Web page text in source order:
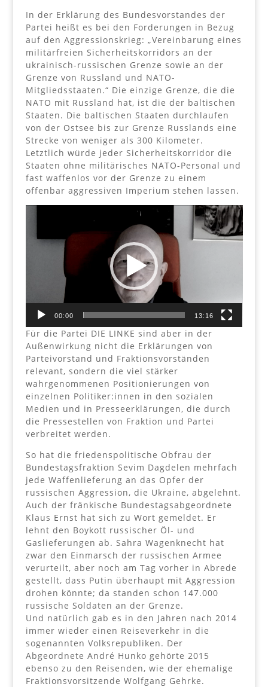
In der Erklärung des Bundesvorstandes der
Partei heißt es bei den Forderungen in Bezug
auf den Aggressionskrieg: „Vereinbarung eines
militärfreien Sicherheitskorridors an der
ukrainisch-russischen Grenze sowie an der
Grenze von Russland und NATO-
Mitgliedsstaaten.“ Die einzige Grenze, die die
NATO mit Russland hat, ist die der baltischen
Staaten. Die baltischen Staaten durchlaufen
von der Ostsee bis zur Grenze Russlands eine
Strecke von weniger als 300 Kilometer.
Letztlich würde jeder Sicherheitskorridor die
Staaten ohne militärisches NATO-Personal und
fast waffenlos vor der Grenze zu einem
offenbar aggressiven Imperium stehen lassen.
00:00 13:16
Für die Partei DIE LINKE sind aber in der
Außenwirkung nicht die Erklärungen von
Parteivorstand und Fraktionsvorständen
relevant, sondern die viel stärker
wahrgenommenen Positionierungen von
einzelnen Politiker:innen in den sozialen
Medien und in Presseerklärungen, die durch
die Pressestellen von Fraktion und Partei
verbreitet werden.
So hat die friedenspolitische Obfrau der
Bundestagsfraktion Sevim Dagdelen mehrfach
jede Waffenlieferung an das Opfer der
russischen Aggression, die Ukraine, abgelehnt.
Auch der fränkische Bundestagsabgeordnete
Klaus Ernst hat sich zu Wort gemeldet. Er
lehnt den Boykott russischer Öl- und
Gaslieferungen ab. Sahra Wagenknecht hat
zwar den Einmarsch der russischen Armee
verurteilt, aber noch am Tag vorher in Abrede
gestellt, dass Putin überhaupt mit Aggression
drohen könnte; da standen schon 147.000
russische Soldaten an der Grenze.
Und natürlich gab es in den Jahren nach 2014
immer wieder einen Reiseverkehr in die
sogenannten Volksrepubliken. Der
Abgeordnete André Hunko gehörte 2015
ebenso zu den Reisenden, wie der ehemalige
Fraktionsvorsitzende Wolfgang Gehrke.